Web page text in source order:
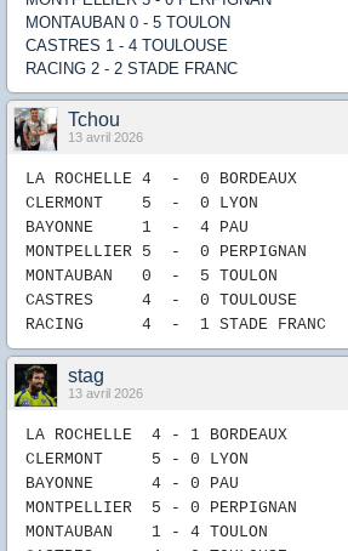
MONTAUBAN 0 - 5 TOULON
CASTRES 1 - 4 TOULOUSE
RACING 2 - 2 STADE FRANC
Tchou
13 avril 2026
LA ROCHELLE 4 - 0 BORDEAUX
CLERMONT 5 -
0 LYON
BAYONNE 1
- 4 PAU
MONTPELLIER 5
- 0 PERPIGNAN
MONTAUBAN 0
- 5 TOULON
CASTRES 4
- 0 TOULOUSE
RACING 4
- 1 STADE FRANC
stag
13 avril 2026
LA ROCHELLE 4 - 1 BORDEAUX
CLERMONT 5 -
0 LYON
BAYONNE 4
- 0 PAU
MONTPELLIER 5
- 0 PERPIGNAN
MONTAUBAN 1
- 4 TOULON